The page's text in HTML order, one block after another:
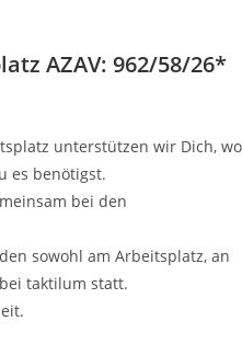
AZAV: 962/58/26*
unterstützen wir Dich, wo
es benötigst.
bei den
sowohl am Arbeitsplatz, an
taktilum statt.